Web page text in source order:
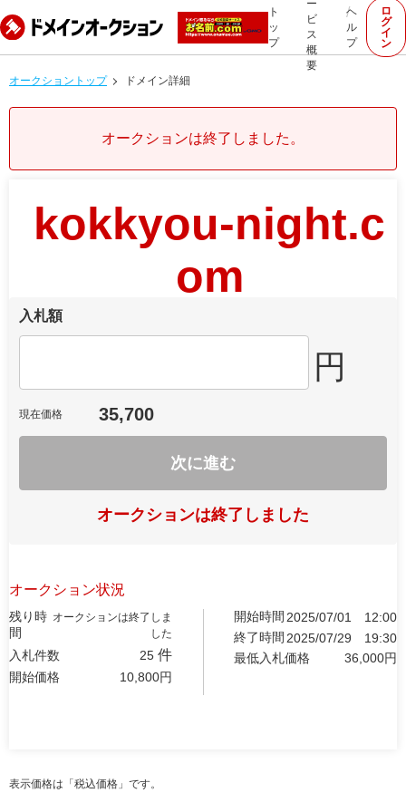
ト
ッ
プ
ー
ビ
ス
概
要
ヘ
ル
プ
ロ
グ
イ
ン
オークショントップ ドメイン詳細
オークションは終了しました。
kokkyou-night.c
om
入札額
円
現在価格 35,700
次に進む
オークションは終了しました
オークション状況
残り時
間
オークションは終了しま
した
入札件数 25 件
開始価格 10,800円
開始時間 2025/07/01
12:00
終了時間 2025/07/29
19:30
最低入札価格
36,000円
表示価格は「税込価格」です。